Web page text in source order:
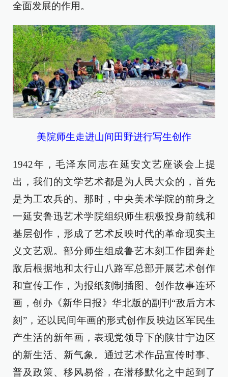
全面发展的作用。
美院师生走进山间田野进行写生创作
1942年，毛泽东同志在延安文艺座谈会上提
出，我们的文学艺术都是为人民大众的，首先
是为工农兵的。那时，中央美术学院的前身之
一延安鲁迅艺术学院组织师生积极投身前线和
基层创作，形成了艺术反映时代的革命现实主
义文艺观。部分师生组成鲁艺木刻工作团奔赴
敌后根据地和太行山八路军总部开展艺术创作
和宣传工作，为报纸刻制插图、创作故事连环
画，创办《新华日报》华北版的副刊“敌后方木
刻”，还以民间年画的形式创作反映边区军民生
产生活的新年画，表现党领导下的陕甘宁边区
的新生活、新气象。通过艺术作品宣传时事、
普及政策、移风易俗，在潜移默化之中起到了